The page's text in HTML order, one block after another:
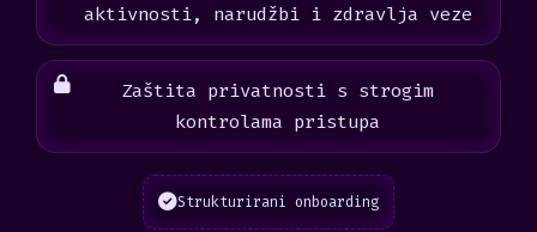
aktivnosti, narudžbi i zdravlja veze
Zaštita privatnosti s strogim
kontrolama pristupa
Strukturirani onboarding